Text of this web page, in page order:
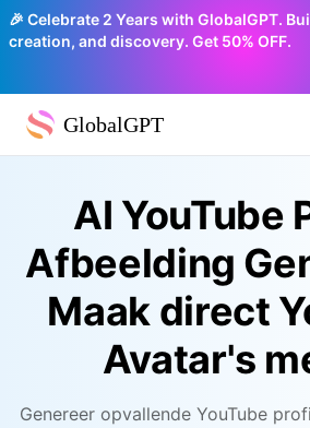
🎉 Celebrate 2 Years with GlobalGPT.
creation, and discovery. Get 50% OFF.
GlobalGPT
AI YouTube
Afbeelding
Maak direct
Avatar's
Genereer opvallende YouTube